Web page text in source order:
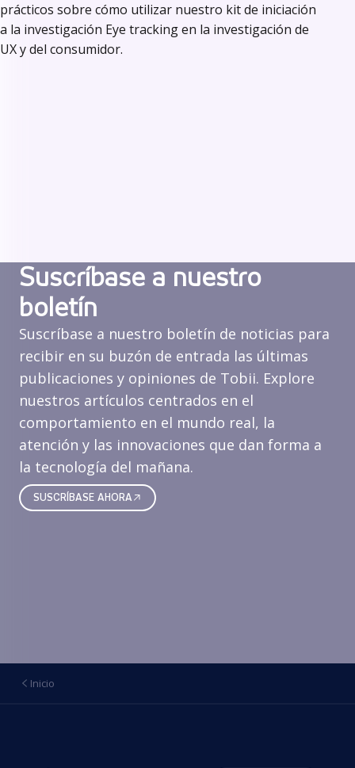
prácticos sobre cómo utilizar nuestro kit de iniciación
a la investigación Eye tracking en la investigación de
UX y del consumidor.
Suscríbase a nuestro
boletín
Suscríbase a nuestro boletín de noticias para
recibir en su buzón de entrada las últimas
publicaciones y opiniones de Tobii. Explore
nuestros artículos centrados en el
comportamiento en el mundo real, la
atención y las innovaciones que dan forma a
la tecnología del mañana.
SUSCRÍBASE AHORA
Inicio